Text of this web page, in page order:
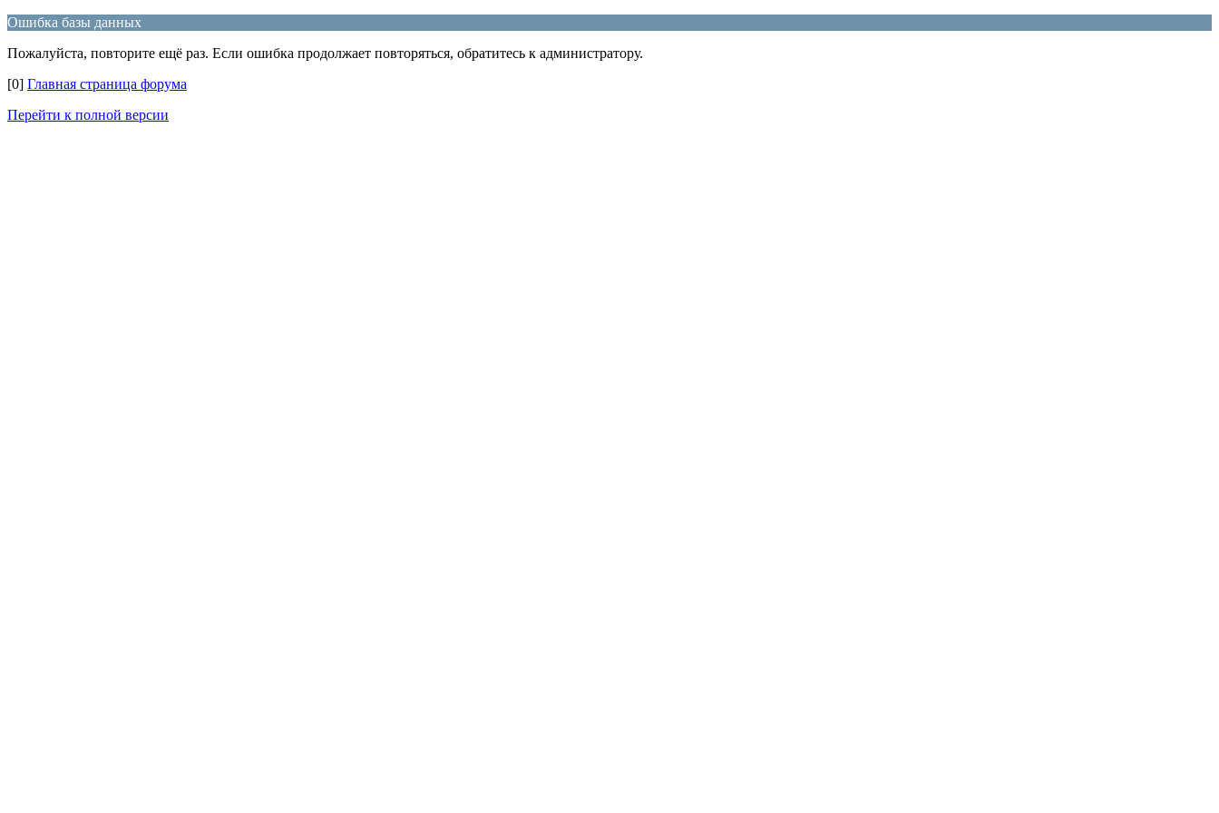
Ошибка базы данных
Пожалуйста, повторите ещё раз. Если ошибка продолжает повторяться, обратитесь к администратору.
[0] Главная страница форума
Перейти к полной версии